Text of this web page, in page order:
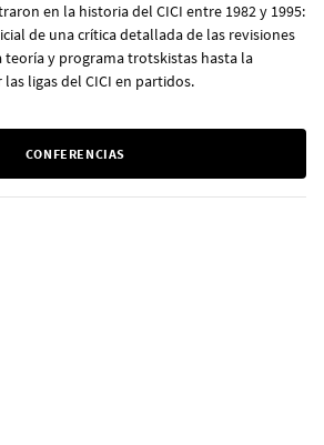
en la historia del CICI entre 1982 y 1995:
de una crítica detallada de las revisiones
teoría y programa trotskistas hasta la
ligas del CICI en partidos.
CONFERENCIAS